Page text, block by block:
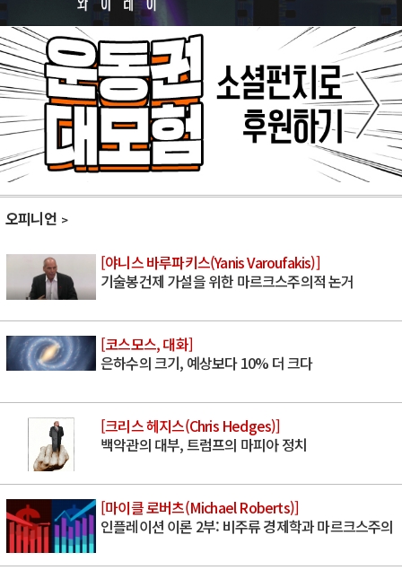
오피니언
[야니스 바루파키스(Yanis Varoufakis)]
기술봉건제 가설을 위한 마르크스주의적 논거
[코스모스, 대화]
은하수의 크기, 예상보다 10% 더 크다
[크리스 헤지스(Chris Hedges)]
백악관의 대부, 트럼프의 마피아 정치
[마이클 로버츠(Michael Roberts)]
인플레이션 이론 2부: 비주류 경제학과 마르크스주의